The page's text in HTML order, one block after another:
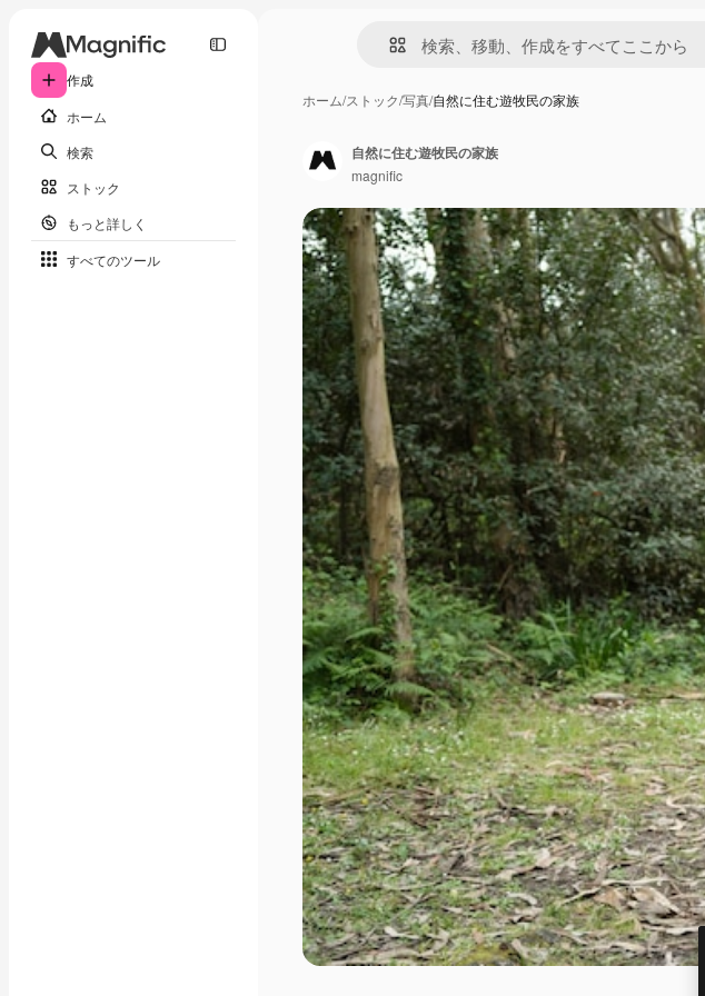
作成
ホーム
検索
ストック
もっと詳しく
すべてのツール
ホーム/ストック/写真/自然に住む遊牧民の家族
自然に住む遊牧民の家族
magnific